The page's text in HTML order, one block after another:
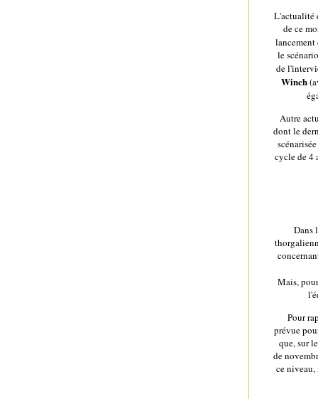
L'actualité
de ce
le
de
Winch
Autre
dont le
cycle de 4
Dans
Mais,
Pour
prévue
que, sur
de
ce niveau,